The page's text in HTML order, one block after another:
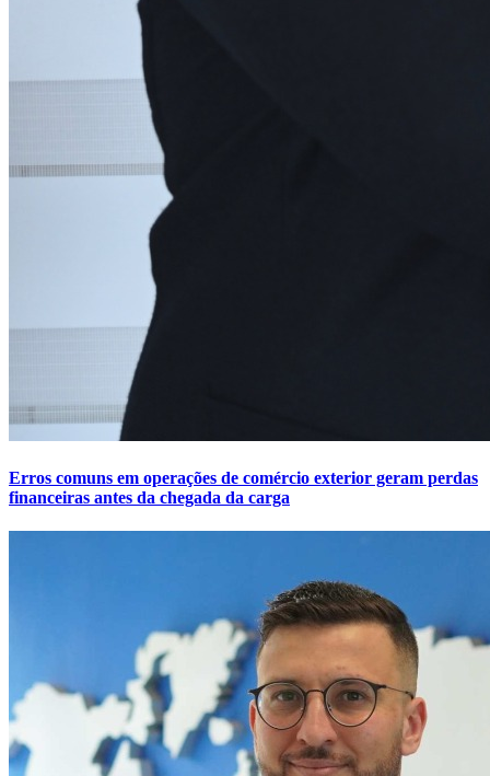
Erros comuns em operações de comércio exterior geram perdas
financeiras antes da chegada da carga